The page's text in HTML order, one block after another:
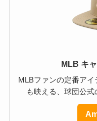
MLB キ
MLBファンの定番ア
も映える、球団公式